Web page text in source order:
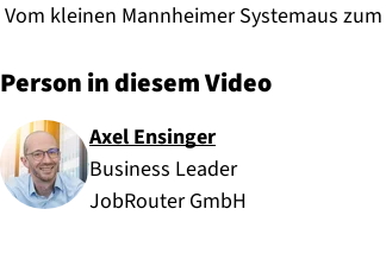
Vom kleinen Mannheimer Systemaus
Person in diesem Video
Axel Ensinger
Business Leader
JobRouter GmbH